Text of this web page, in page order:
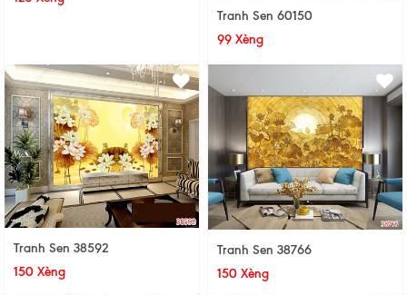
Tranh Sen 60150
99 Xèng
Tranh Sen 38592
150 Xèng
Tranh Sen 38766
150 Xèng